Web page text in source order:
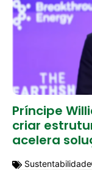
Príncipe
criar
acelera
Sustentabilidade